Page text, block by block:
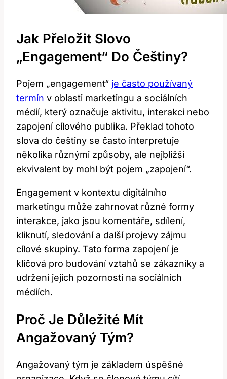
Jak Přeložit Slovo
„Engagement“ Do Češtiny?
Pojem „engagement“ je často používaný
termín v oblasti marketingu a sociálních
médií, který označuje aktivitu, interakci nebo
zapojení cílového publika. Překlad tohoto
slova do češtiny se často interpretuje
několika různými způsoby, ale nejbližší
ekvivalent by mohl být pojem „zapojení“.
Engagement v kontextu digitálního
marketingu může zahrnovat různé formy
interakce, jako jsou komentáře, sdílení,
kliknutí, sledování a další projevy zájmu
cílové skupiny. Tato forma zapojení je
klíčová pro budování vztahů se zákazníky a
udržení jejich pozornosti na sociálních
médiích.
Proč Je Důležité Mít
Angažovaný Tým?
Angažovaný tým je základem úspěšné